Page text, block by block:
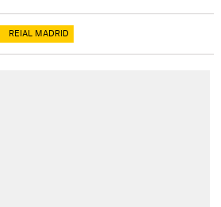
REIAL MADRID